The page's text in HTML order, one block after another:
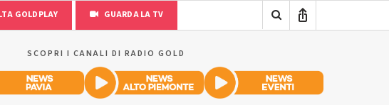
GOLDPLAY GUARDA LA TV
SCOPRI I CANALI DI RADIO GOLD